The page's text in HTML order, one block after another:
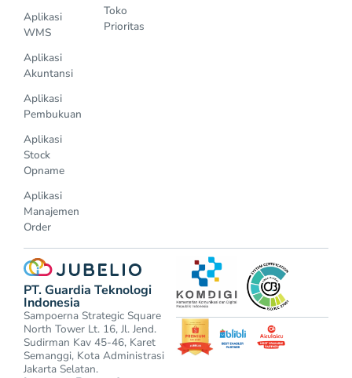
Aplikasi
WMS
Aplikasi
Akuntansi
Aplikasi
Pembukuan
Aplikasi
Stock
Opname
Aplikasi
Manajemen
Order
Toko
Prioritas
PT. Guardia Teknologi
Indonesia
Sampoerna Strategic Square
North Tower Lt. 16, Jl. Jend.
Sudirman Kav 45-46, Karet
Semanggi, Kota Administrasi
Jakarta Selatan.